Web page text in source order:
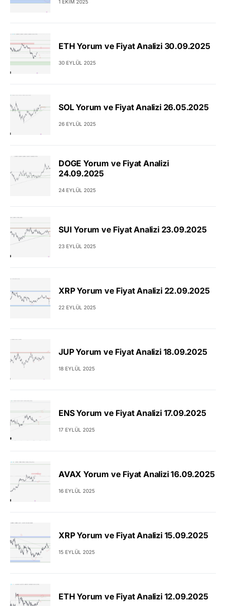
1 EKIM 2025
ETH Yorum ve Fiyat Analizi 30.09.2025
30 EYLÜL 2025
SOL Yorum ve Fiyat Analizi 26.05.2025
26 EYLÜL 2025
DOGE Yorum ve Fiyat Analizi
24.09.2025
24 EYLÜL 2025
SUI Yorum ve Fiyat Analizi 23.09.2025
23 EYLÜL 2025
XRP Yorum ve Fiyat Analizi 22.09.2025
22 EYLÜL 2025
JUP Yorum ve Fiyat Analizi 18.09.2025
18 EYLÜL 2025
ENS Yorum ve Fiyat Analizi 17.09.2025
17 EYLÜL 2025
AVAX Yorum ve Fiyat Analizi 16.09.2025
16 EYLÜL 2025
XRP Yorum ve Fiyat Analizi 15.09.2025
15 EYLÜL 2025
ETH Yorum ve Fiyat Analizi 12.09.2025